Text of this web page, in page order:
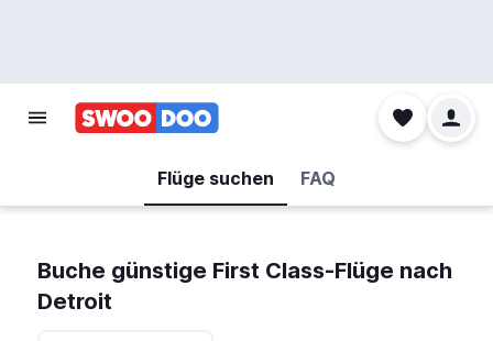
Flüge suchen FAQ
Buche günstige First Class-Flüge nach
Detroit